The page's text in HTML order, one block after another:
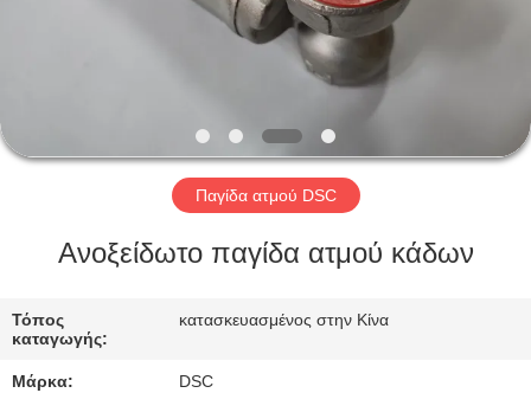
ΕΜΆΣ
ΕΠΙΣΚΕΨΉ
ΕΡΓΟΣΤΑΣΊΟΥ
ΈΛΕΓΧΟΣ
ΠΟΙΌΤΗΤΑΣ
Παγίδα ατμού DSC
Ανοξείδωτο παγίδα ατμού κάδων
Τόπος
καταγωγής:
κατασκευασμένος στην Κίνα
Μάρκα: DSC